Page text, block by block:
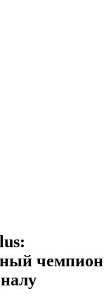
чемпион